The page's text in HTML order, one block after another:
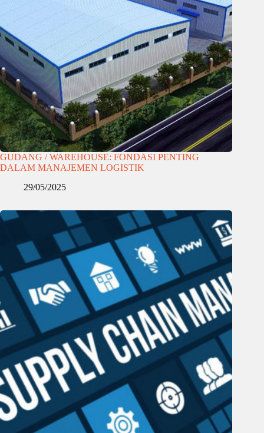
GUDANG / WAREHOUSE: FONDASI PENTING
DALAM MANAJEMEN LOGISTIK
29/05/2025